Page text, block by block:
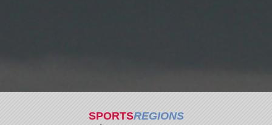
SPORTSREGIONS